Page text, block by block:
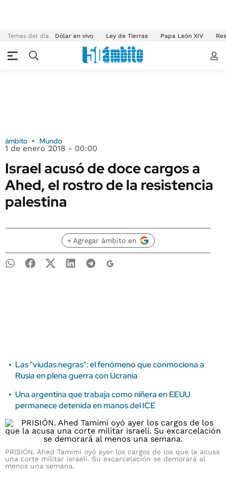
Temas del día Dólar en vivo Ley de Tierras Papa León XIV
ámbito Mundo
1 de enero 2018 - 00:00
Israel acusó de doce cargos a
Ahed, el rostro de la resistencia
palestina
+ Agregar ámbito en
Las "viudas negras": el fenómeno que conmociona a
Rusia en plena guerra con Ucrania
Una argentina que trabaja como niñera en EEUU
permanece detenida en manos del ICE
PRISIÓN. Ahed Tamimi oyó ayer los cargos de los que la acusa
una corte militar israelí. Su excarcelación se demorará al
menos una semana.